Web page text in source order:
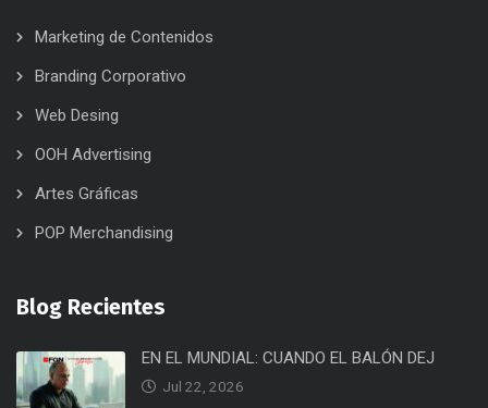
Marketing de Contenidos
Branding Corporativo
Web Desing
OOH Advertising
Artes Gráficas
POP Merchandising
Blog Recientes
EN EL MUNDIAL: CUANDO EL BALÓN DEJ
Jul 22, 2026